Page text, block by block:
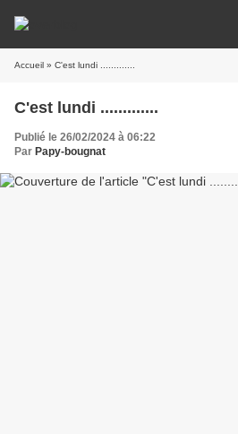
Accueil » C'est lundi .............
C'est lundi .............
Publié le 26/02/2024 à 06:22
Par Papy-bougnat